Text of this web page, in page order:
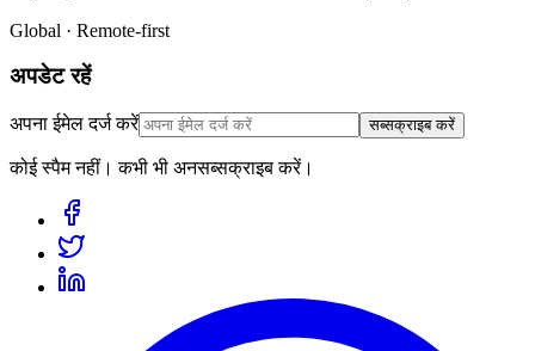
Global · Remote-first
अपडेट रहें
अपना ईमेल दर्ज करें सब्सक्राइब करें
कोई स्पैम नहीं। कभी भी अनसब्सक्राइब करें।